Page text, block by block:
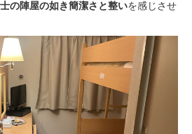
の陣屋の如き簡潔さと整いを感じさせ